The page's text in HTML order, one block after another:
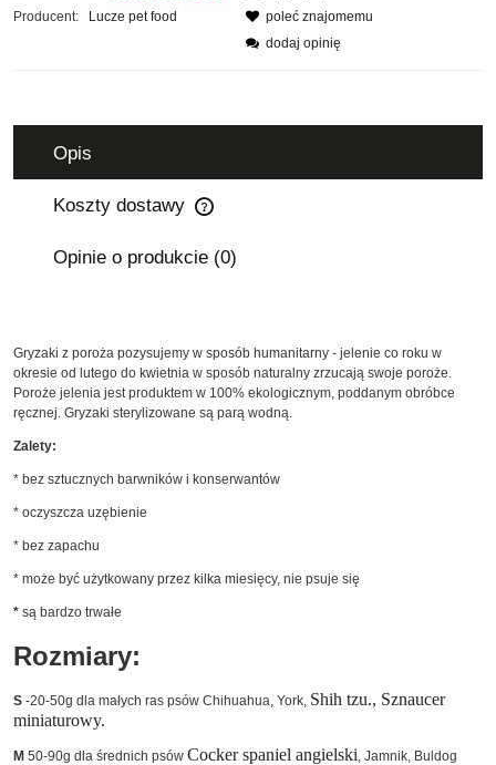
Producent:
Lucze pet food
poleć znajomemu
dodaj opinię
Opis
Koszty dostawy
Cena nie zawiera ewentualnych kosztów płatności
Opinie o produkcie (0)
Gryzaki z poroża pozysujemy w sposób humanitarny - jelenie co roku w
okresie od lutego do kwietnia w sposób naturalny zrzucają swoje poroże.
Poroże jelenia jest produktem w 100% ekologicznym, poddanym obróbce
ręcznej. Gryzaki sterylizowane są parą wodną.
Zalety:
* bez sztucznych barwników i konserwantów
* oczyszcza uzębienie
* bez zapachu
* może być użytkowany przez kilka miesięcy, nie psuje się
* są bardzo trwałe
Rozmiary:
S -20-50g dla małych ras psów Chihuahua, York, Shih tzu., Sznaucer
miniaturowy.
M 50-90g dla średnich psów Cocker spaniel angielski , Jamnik, Buldog